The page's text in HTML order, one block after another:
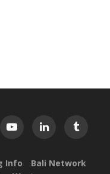
Info
Bali Network